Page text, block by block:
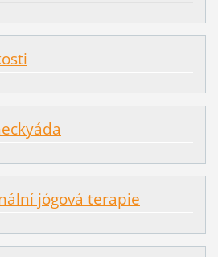
jógová terapie